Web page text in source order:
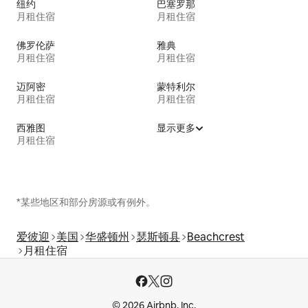
纽约
月租住宿
巴塞罗那
月租住宿
佛罗伦萨
月租住宿
雅典
月租住宿
迈阿密
月租住宿
蒙特利尔
月租住宿
西雅图
月租住宿
显示更多
*某些地区和部分房源或有例外。
爱彼迎 美国 华盛顿州 瑟斯顿县 Beachcrest
月租住宿
© 2026 Airbnb, Inc.